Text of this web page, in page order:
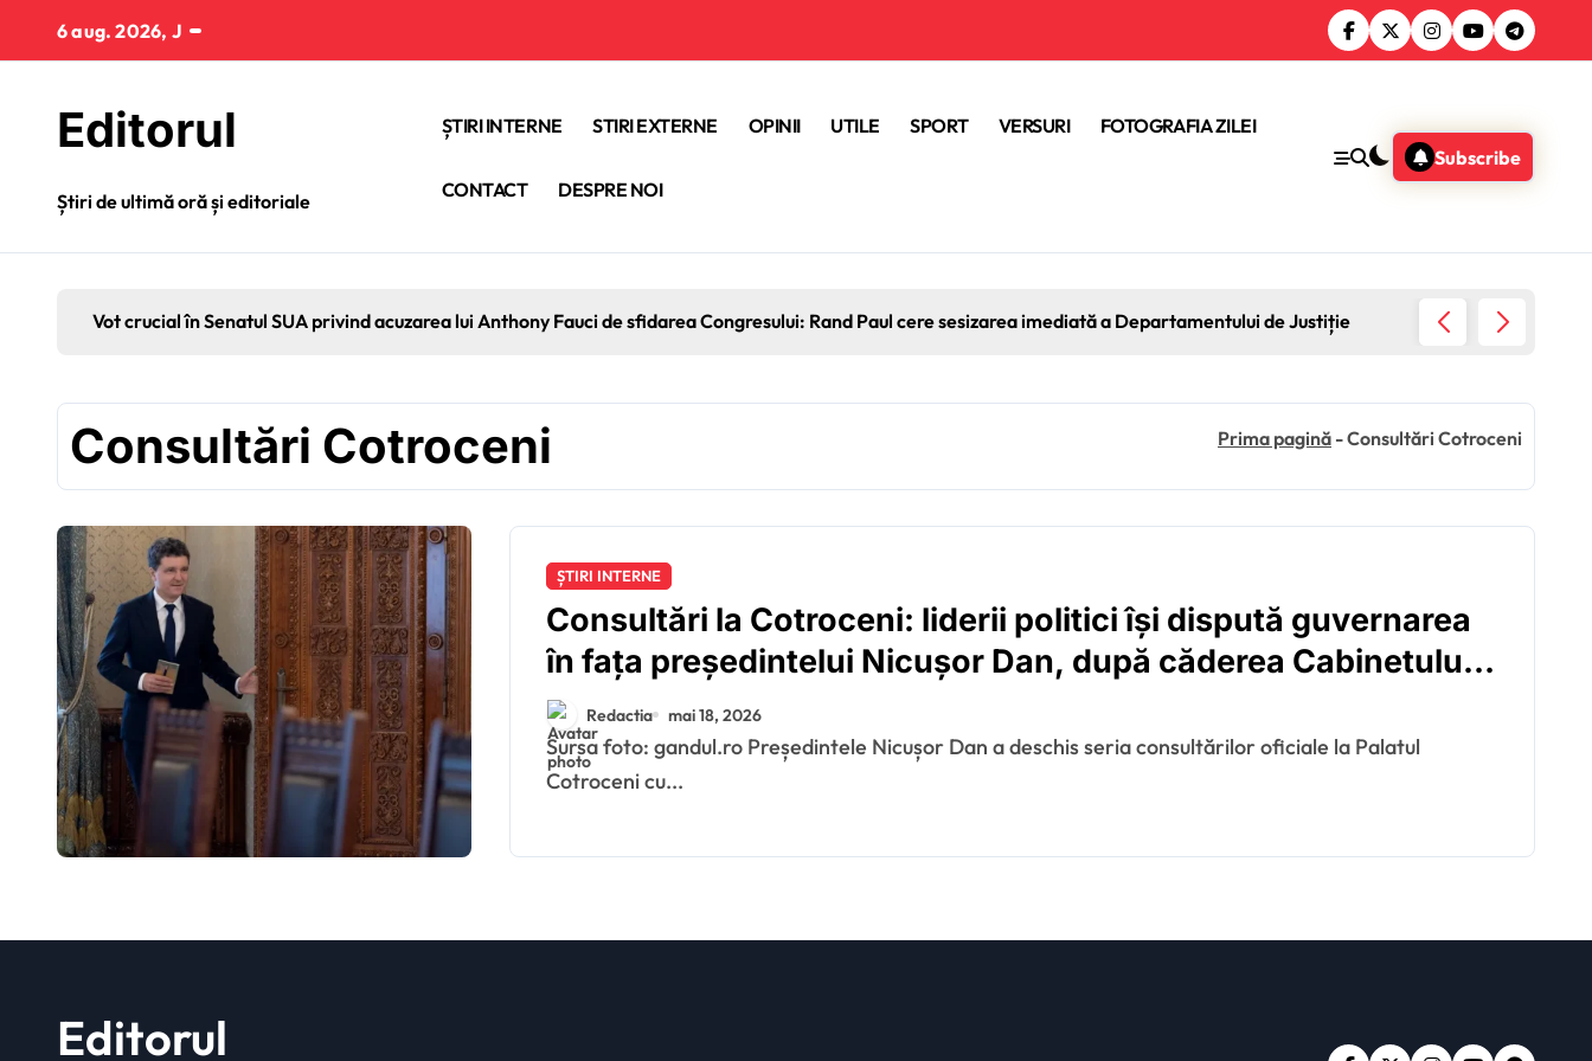
conținut
6 aug. 2026, J
Editorul
Știri de ultimă oră și editoriale
ȘTIRI INTERNE STIRI EXTERNE OPINII UTILE SPORT VERSURI FOTOGRAFIA ZILEI
CONTACT DESPRE NOI
Subscribe
Vot crucial în Senatul SUA privind acuzarea lui Anthony Fauci de sfidarea Congresului: Rand Paul cere sesizarea imediată a Departamentului de Justiție
Consultări Cotroceni Prima pagină -Consultări Cotroceni
ȘTIRI INTERNE
Consultări la Cotroceni: liderii politici își dispută guvernarea
în fața președintelui Nicușor Dan, după căderea Cabinetului
Bolojan
Redactia mai 18, 2026
Sursa foto: gandul.ro Președintele Nicușor Dan a deschis seria consultărilor oficiale la Palatul
Cotroceni cu...
Editorul